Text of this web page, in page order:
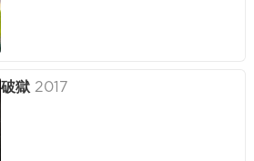
破獄 2017